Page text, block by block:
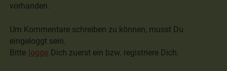
vorhanden.
Um Kommentare schreiben zu können, musst Du
eingeloggt sein.
Bitte logge Dich zuerst ein bzw. registriere Dich.